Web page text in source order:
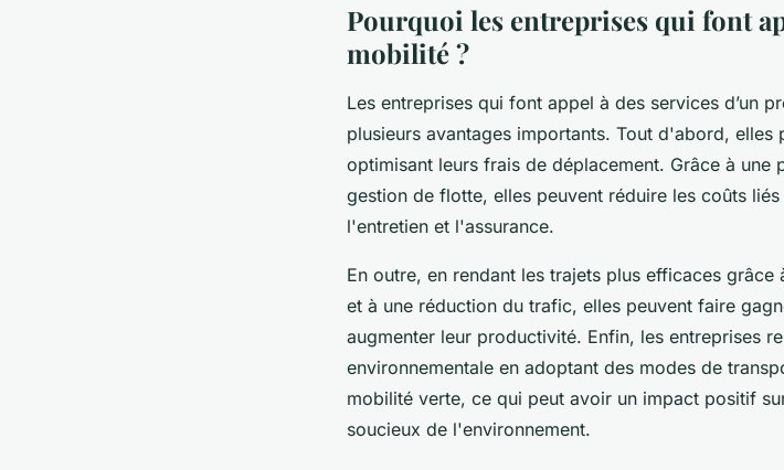
Pourquoi les entreprises qui font
mobilité ?
Les entreprises qui font appel à des services d’un
plusieurs avantages importants. Tout d'abord,
optimisant leurs frais de déplacement. Grâce à
gestion de flotte, elles peuvent réduire les coûts
l'entretien et l'assurance.
En outre, en rendant les trajets plus efficaces
et à une réduction du trafic, elles peuvent faire
augmenter leur productivité. Enfin, les entreprises
environnementale en adoptant des modes de
mobilité verte, ce qui peut avoir un impact positif
soucieux de l'environnement.